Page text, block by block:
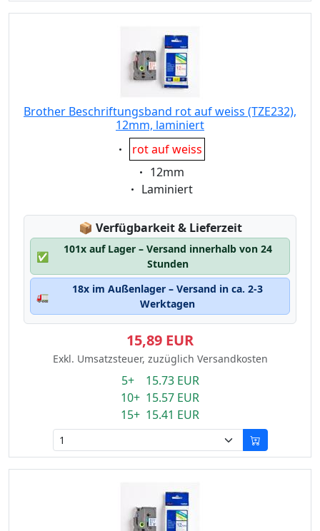
Brother Beschriftungsband rot auf weiss (TZE232),
12mm, laminiert
Eigenschaft:
rot auf weiss
Eigenschaft:
12mm
Eigenschaft:
Laminiert
📦 Lagerstatus:
Verfügbarkeit & Lieferzeit
✅
101x auf Lager – Versand innerhalb von 24
Stunden
🚛
18x im Außenlager – Versand in ca. 2-3
Werktagen
15,89 EUR
Exkl. Umsatzsteuer, zuzüglich Versandkosten
5+ 15.73 EUR
10+ 15.57 EUR
15+ 15.41 EUR